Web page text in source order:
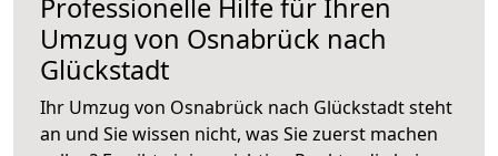
Professionelle Hilfe für Ihren
Umzug von Osnabrück nach
Glückstadt
Ihr Umzug von Osnabrück nach Glückstadt steht
an und Sie wissen nicht, was Sie zuerst machen